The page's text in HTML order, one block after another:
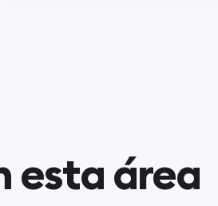
esta área